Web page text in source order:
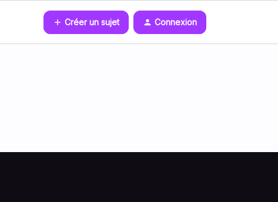
Créer un sujet Connexion